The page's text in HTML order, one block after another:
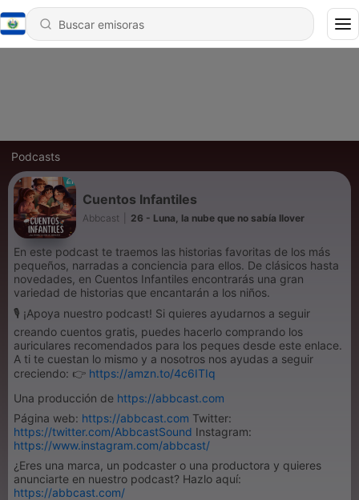
Podcasts
Cuentos Infantiles
Abbcast 26 - Luna, la nube que no sabía llover
En este podcast te traemos las historias favoritas de los más
pequeños, narradas a conciencia para ellos. De clásicos hasta
novedades, en Cuentos Infantiles encontrarás una gran
variedad de historias que encantarán a los niños.
🎙️ ¡Apoya nuestro podcast! Si quieres ayudarnos a seguir
creando cuentos gratis, puedes hacerlo comprando los
auriculares recomendados para los peques desde este enlace.
A ti te cuestan lo mismo y a nosotros nos ayudas a seguir
creciendo: 👉 https://amzn.to/4c6ITIq
Una producción de https://abbcast.com
Página web: https://abbcast.com Twitter:
https://twitter.com/AbbcastSound Instagram:
https://www.instagram.com/abbcast/
¿Eres una marca, un podcaster o una productora y quieres
anunciarte en nuestro podcast? Hazlo aquí:
https://abbcast.com/